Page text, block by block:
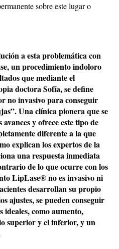
sobre este lugar o
a esta problemática con
un procedimiento indoloro
que mediante el
doctora Sofía, se define
no invasivo para conseguir
Una clínica pionera que se
y ofrece este tipo de
diferente a la que
explican los expertos de la
una respuesta inmediata
de lo que ocurre con los
LipLase® no es invasivo ni
desarrollan su propio
ajustes, se pueden conseguir
ideales, como aumento,
superior y el inferior, y un